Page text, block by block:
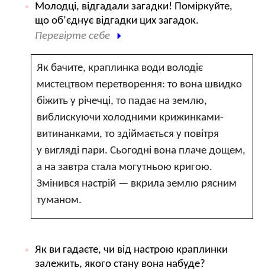
Молодці, відгадали загадки! Поміркуйте,
що об’єднує відгадки цих загадок.
Перевірте себе
Як бачите, краплинка води володіє
мистецтвом перетворення: то вона швидко
біжить у річечці, то падає на землю,
виблискуючи холодними крижинками-
витинанками, то здіймається у повітря
у вигляді пари. Сьогодні вона плаче дощем,
а на завтра стала могутньою кригою.
Змінився настрій — вкрила землю рясним
туманом.
Як ви гадаєте, чи від настрою краплинки
залежить, якого стану вона набуде?